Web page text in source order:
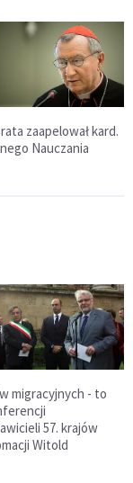
zaapelował kard.
Nauczania
migracyjnych - to
57. krajów
Witold